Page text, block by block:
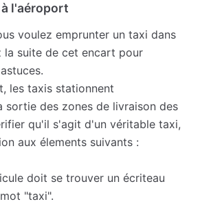
l'aéroport
voulez emprunter un taxi dans
la suite de cet encart pour
les taxis stationnent
sortie des zones de livraison des
qu'il s'agit d'un véritable taxi,
aux élements suivants :
doit se trouver un écriteau
"taxi".